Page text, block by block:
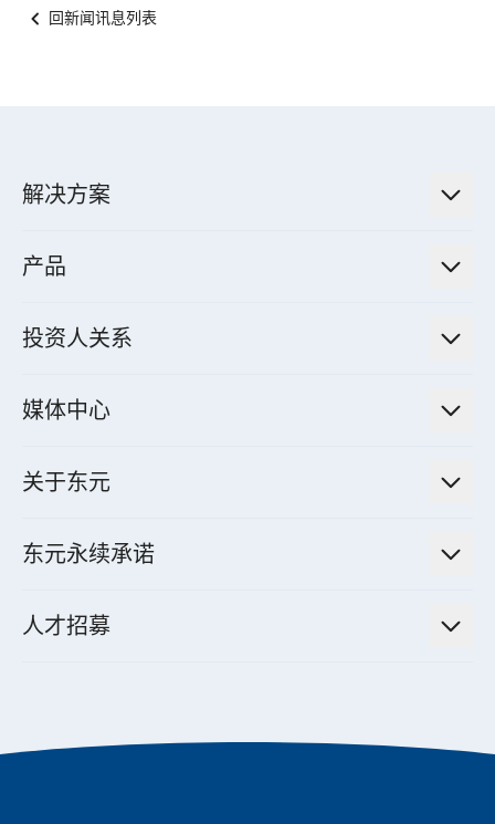
回新闻讯息列表
解决方案
电气化解决方案
工业控制自动化解决方案
智慧商用空调节能解决方案
资料中心解决方案
产品
高效马达与节能系统
减速机
机器关节模组系统
全领域空调产品
投资人关系
股东专栏
媒体中心
关于东元
公司治理
东元70
东元永续承诺
人才招募